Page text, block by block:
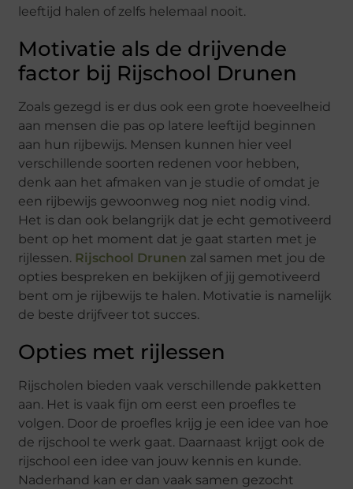
leeftijd halen of zelfs helemaal nooit.
Motivatie als de drijvende
factor bij Rijschool Drunen
Zoals gezegd is er dus ook een grote hoeveelheid
aan mensen die pas op latere leeftijd beginnen
aan hun rijbewijs. Mensen kunnen hier veel
verschillende soorten redenen voor hebben,
denk aan het afmaken van je studie of omdat je
een rijbewijs gewoonweg nog niet nodig vind.
Het is dan ook belangrijk dat je echt gemotiveerd
bent op het moment dat je gaat starten met je
rijlessen. Rijschool Drunen zal samen met jou de
opties bespreken en bekijken of jij gemotiveerd
bent om je rijbewijs te halen. Motivatie is namelijk
de beste drijfveer tot succes.
Opties met rijlessen
Rijscholen bieden vaak verschillende pakketten
aan. Het is vaak fijn om eerst een proefles te
volgen. Door de proefles krijg je een idee van hoe
de rijschool te werk gaat. Daarnaast krijgt ook de
rijschool een idee van jouw kennis en kunde.
Naderhand kan er dan vaak samen gezocht